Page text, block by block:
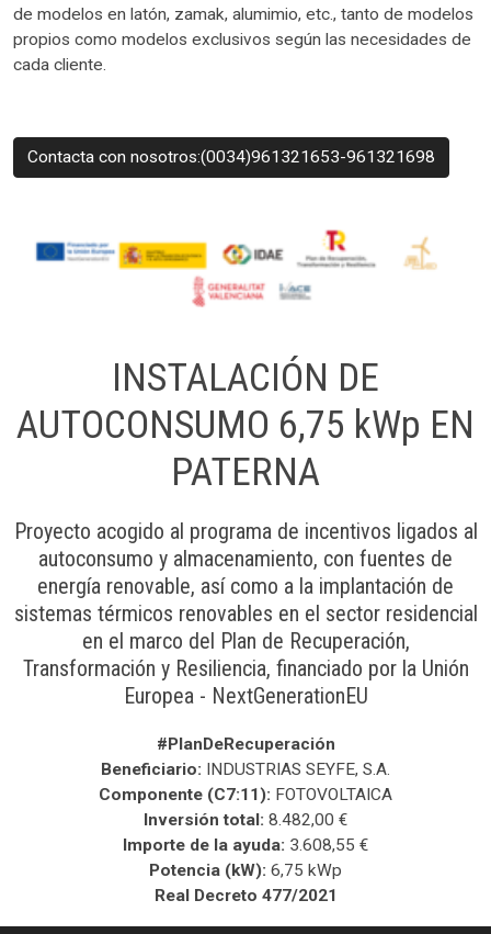
de modelos en latón, zamak, alumimio, etc., tanto de modelos
propios como modelos exclusivos según las necesidades de
cada cliente.
Contacta con nosotros:(0034)961321653-961321698
INSTALACIÓN DE
AUTOCONSUMO 6,75 kWp EN
PATERNA
Proyecto acogido al programa de incentivos ligados al
autoconsumo y almacenamiento, con fuentes de
energía renovable, así como a la implantación de
sistemas térmicos renovables en el sector residencial
en el marco del Plan de Recuperación,
Transformación y Resiliencia, financiado por la Unión
Europea - NextGenerationEU
#PlanDeRecuperación
Beneficiario:
INDUSTRIAS SEYFE, S.A.
Componente (C7:11): FOTOVOLTAICA
Inversión total: 8.482,00 €
Importe de la ayuda: 3.608,55 €
Potencia (kW): 6,75 kWp
Real Decreto 477/2021